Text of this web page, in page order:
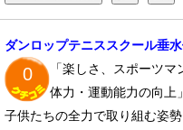
ダンロップテニススクール垂
0
「楽しさ、スポーツマ
体力・運動能力の向上
子供たちの全力で取り組む姿